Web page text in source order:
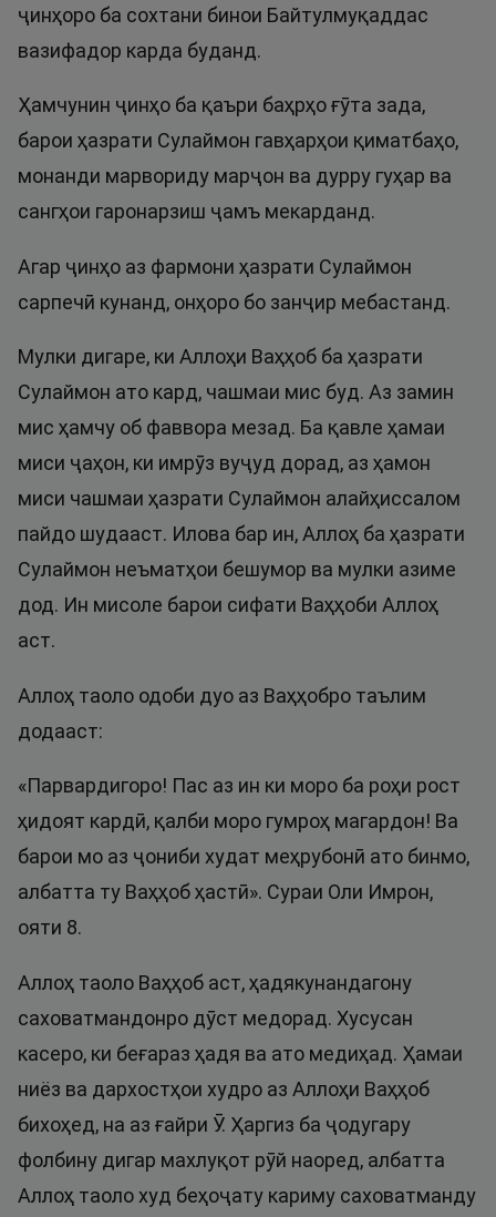
ҷинҳоро ба сохтани бинои Байтулмуқаддас
вазифадор карда буданд.
Ҳамчунин ҷинҳо ба қаъри баҳрҳо ғӯта зада,
барои ҳазрати Сулаймон гавҳарҳои қиматбаҳо,
монанди марвориду марҷон ва дурру гуҳар ва
сангҳои гаронарзиш ҷамъ мекарданд.
Агар ҷинҳо аз фармони ҳазрати Сулаймон
сарпечӣ кунанд, онҳоро бо занҷир мебастанд.
Мулки дигаре, ки Аллоҳи Ваҳҳоб ба ҳазрати
Сулаймон ато кард, чашмаи мис буд. Аз замин
мис ҳамчу об фаввора мезад. Ба қавле ҳамаи
миси ҷаҳон, ки имрӯз вуҷуд дорад, аз ҳамон
миси чашмаи ҳазрати Сулаймон алайҳиссалом
пайдо шудааст. Илова бар ин, Аллоҳ ба ҳазрати
Сулаймон неъматҳои бешумор ва мулки азиме
дод. Ин мисоле барои сифати Ваҳҳоби Аллоҳ
аст.
Аллоҳ таоло одоби дуо аз Ваҳҳобро таълим
додааст:
«Парвардигоро! Пас аз ин ки моро ба роҳи рост
ҳидоят кардӣ, қалби моро гумроҳ магардон! Ва
барои мо аз ҷониби худат меҳрубонӣ ато бинмо,
албатта ту Ваҳҳоб ҳастӣ». Сураи Оли Имрон,
ояти 8.
Аллоҳ таоло Ваҳҳоб аст, ҳадякунандагону
саховатмандонро дӯст медорад. Хусусан
касеро, ки беғараз ҳадя ва ато медиҳад. Ҳамаи
ниёз ва дархостҳои худро аз Аллоҳи Ваҳҳоб
бихоҳед, на аз ғайри Ӯ. Ҳаргиз ба ҷодугару
фолбину дигар махлуқот рӯй наоред, албатта
Аллоҳ таоло худ беҳоҷату кариму саховатманду